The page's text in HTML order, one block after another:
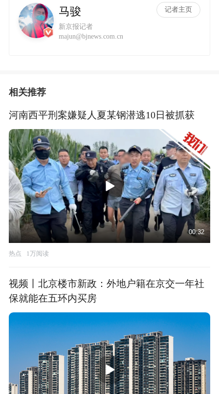
马骏
新京报记者
记者主页
majun@bjnews.com.cn
相关推荐
河南西平刑案嫌疑人夏某钢潜逃10日被抓获
00:32
热点 1万阅读
视频丨北京楼市新政：外地户籍在京交一年社
保就能在五环内买房